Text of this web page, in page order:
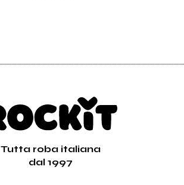
Tutta roba italiana
dal 1997